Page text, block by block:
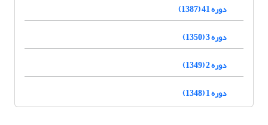
دوره 41 (1387)
دوره 3 (1350)
دوره 2 (1349)
دوره 1 (1348)